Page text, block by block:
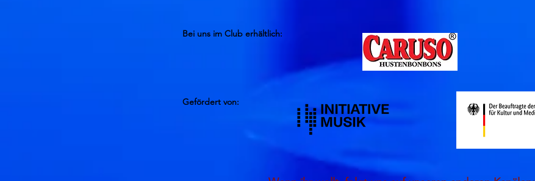
Bei uns im Club erhältlich:
Gefördert von: